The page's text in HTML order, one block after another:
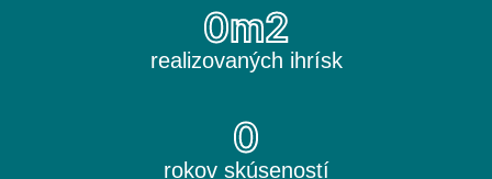
realizovaných ihrísk
0m2
rokov skúseností
0